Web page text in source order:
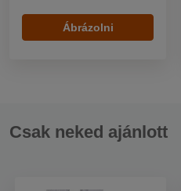
Ábrázolni
Csak neked ajánlott